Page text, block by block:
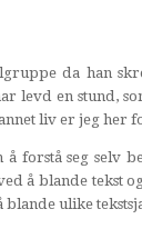
da han
levd en stund,
liv er jeg
forstå seg selv
å blande tekst
ulike